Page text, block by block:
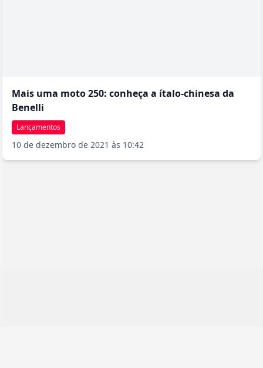
Mais uma moto 250: conheça a ítalo-chinesa da
Benelli
Lançamentos
10 de dezembro de 2021 às 10:42